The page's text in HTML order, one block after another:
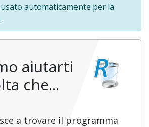
automaticamente per la
aiutarti
che...
a trovare il programma